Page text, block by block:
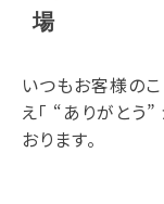
場
いつもお客様の
え「 “ありがとう
おります。